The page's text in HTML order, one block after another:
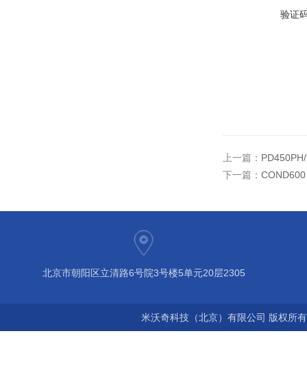
验证
上一篇：
下一篇：
北京市朝阳区立清路6号院3号楼5单元20层2305
米沃奇科技（北京）有限公司 版权所